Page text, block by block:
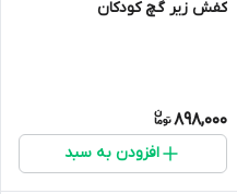
کفش زیر گچ کودکان
898,000
افزودن به سبد